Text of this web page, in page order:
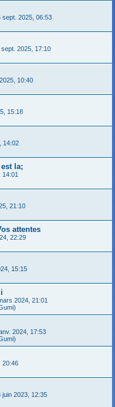
sept. 2025, 06:53
sept. 2025, 17:10
10:40
15:18
14:02
la;
14:01
21:10
attentes
22:29
15:15
2024, 21:01
2024, 17:53
20:46
juin 2023, 12:35